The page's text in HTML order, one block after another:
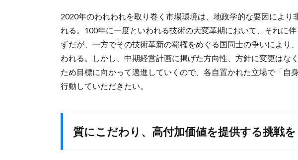
2020年のわれわれを取り巻く市場環境は、地政学的な要因により
れる。100年に一度といわれる技術の大変革期において、それに
ずだが、一方でその技術革新の覇権をめぐる国同士の争いにより
われる。しかし、中期経営計画に掲げた方向性、方針に変更はな
ため目標に向かって邁進していくので、各自置かれた立場で「自
行動していただきたい。
質にこだわり、高付加価値を提供する挑戦を